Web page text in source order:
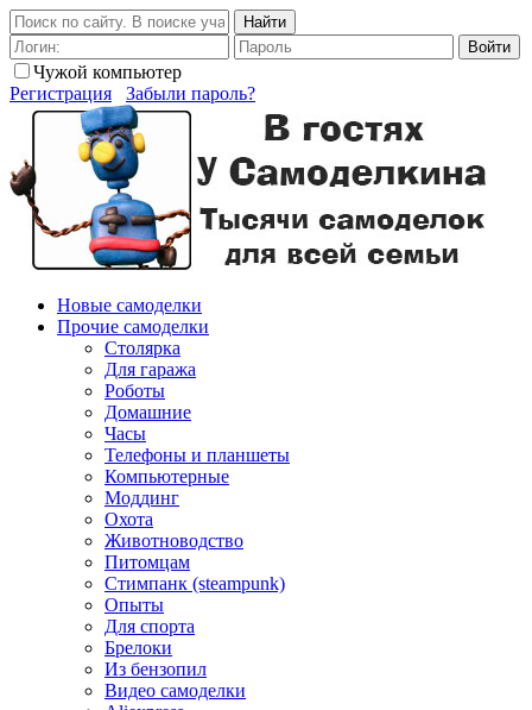
Найти
Войти
Чужой компьютер
Регистрация
Забыли пароль?
Новые самоделки
Прочие самоделки
Столярка
Для гаража
Роботы
Домашние
Часы
Телефоны и планшеты
Компьютерные
Моддинг
Охота
Животноводство
Питомцам
Стимпанк (steampunk)
Опыты
Для спорта
Брелоки
Из бензопил
Видео самоделки